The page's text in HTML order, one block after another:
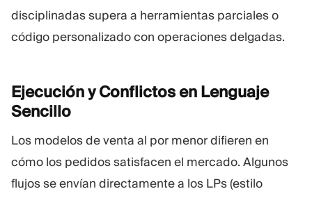
disciplinadas supera a herramientas parciales o
código personalizado con operaciones delgadas.
Ejecución y Conflictos en Lenguaje
Sencillo
Los modelos de venta al por menor difieren en
cómo los pedidos satisfacen el mercado. Algunos
flujos se envían directamente a los LPs (estilo